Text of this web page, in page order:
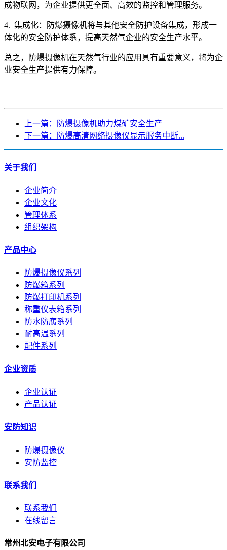
成物联网，为企业提供更全面、高效的监控和管理服务。
4. 集成化：防爆摄像机将与其他安全防护设备集成，形成一
体化的安全防护体系，提高天然气企业的安全生产水平。
总之，防爆摄像机在天然气行业的应用具有重要意义，将为企
业安全生产提供有力保障。
上一篇：防爆摄像机助力煤矿安全生产
下一篇：防爆高清网络摄像仪显示服务中断...
关于我们
企业简介
企业文化
管理体系
组织架构
产品中心
防爆摄像仪系列
防爆箱系列
防爆打印机系列
称重仪表箱系列
防水防腐系列
耐高温系列
配件系列
企业资质
企业认证
产品认证
安防知识
防爆摄像仪
安防监控
联系我们
联系我们
在线留言
常州北安电子有限公司